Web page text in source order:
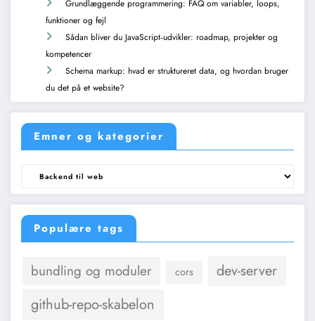
Grundlæggende programmering: FAQ om variabler, loops,
funktioner og fejl
Sådan bliver du JavaScript‑udvikler: roadmap, projekter og
kompetencer
Schema markup: hvad er struktureret data, og hvordan bruger
du det på et website?
Emner og kategorier
kategorier
Populære tags
bundling og moduler cors
dev-server
github-repo-skabelon